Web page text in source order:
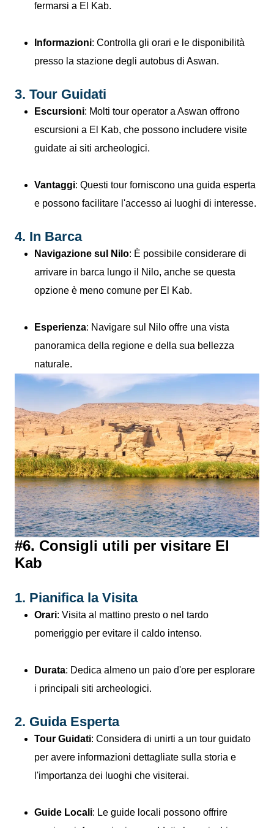
fermarsi a El Kab.
Informazioni: Controlla gli orari e le disponibilità
presso la stazione degli autobus di Aswan.
3. Tour Guidati
Escursioni: Molti tour operator a Aswan offrono
escursioni a El Kab, che possono includere visite
guidate ai siti archeologici.
Vantaggi: Questi tour forniscono una guida esperta
e possono facilitare l'accesso ai luoghi di interesse.
4. In Barca
Navigazione sul Nilo: È possibile considerare di
arrivare in barca lungo il Nilo, anche se questa
opzione è meno comune per El Kab.
Esperienza: Navigare sul Nilo offre una vista
panoramica della regione e della sua bellezza
naturale.
#6. Consigli utili per visitare El
Kab
1. Pianifica la Visita
Orari: Visita al mattino presto o nel tardo
pomeriggio per evitare il caldo intenso.
Durata: Dedica almeno un paio d'ore per esplorare
i principali siti archeologici.
2. Guida Esperta
Tour Guidati: Considera di unirti a un tour guidato
per avere informazioni dettagliate sulla storia e
l'importanza dei luoghi che visiterai.
Guide Locali: Le guide locali possono offrire